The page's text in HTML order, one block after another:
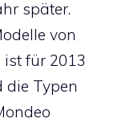
später.
von
ist für 2013
die Typen